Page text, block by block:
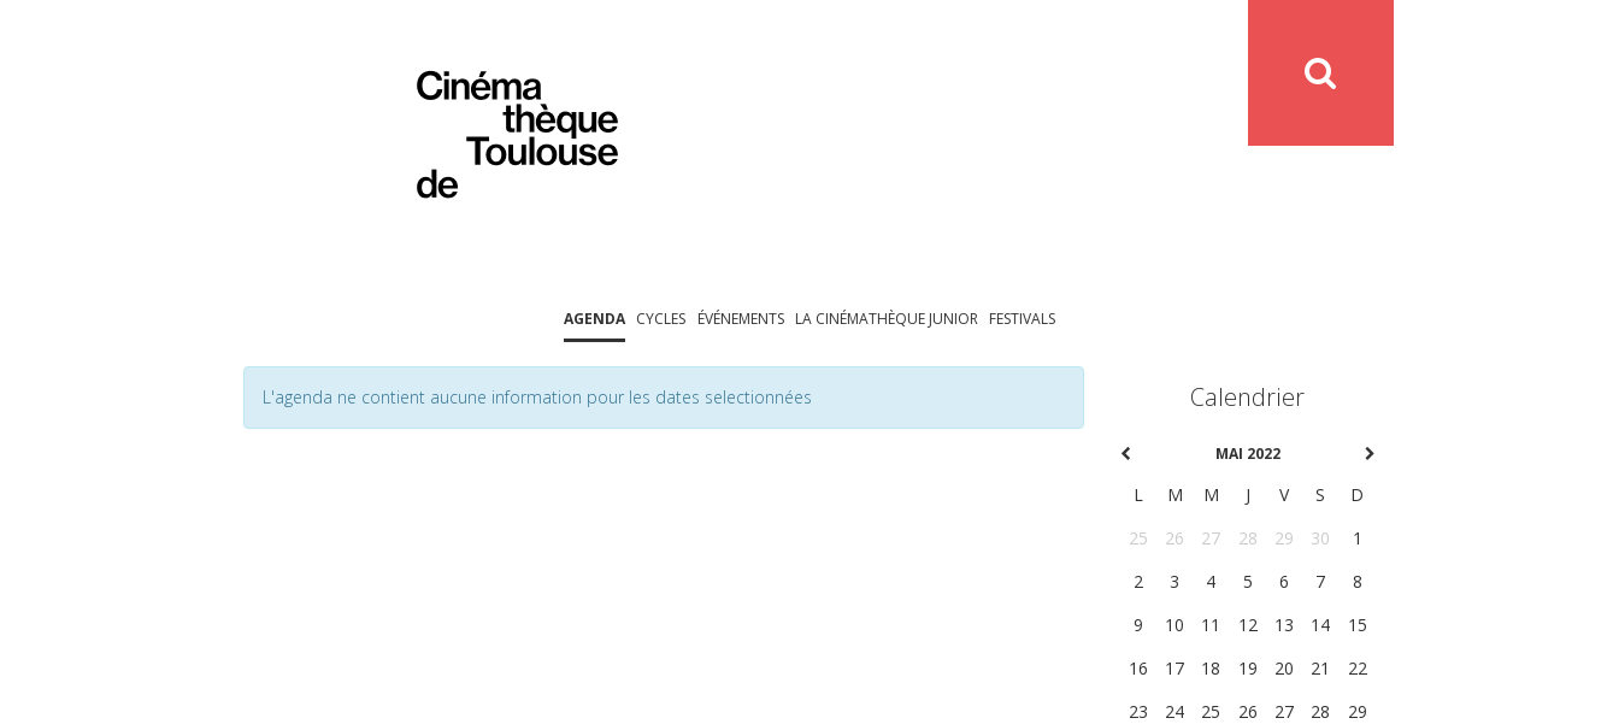
AGENDA CYCLES ÉVÉNEMENTS LA CINÉMATHÈQUE JUNIOR FESTIVALS
L'agenda ne contient aucune information pour les dates selectionnées Calendrier
MAI 2022
L M M J V S
D
25
26 27 28 29 30
1
2
3 4 5 6 7
8
9
10 11 12 13 14
15
16
17 18 19 20 21
22
23
24 25 26 27 28
29